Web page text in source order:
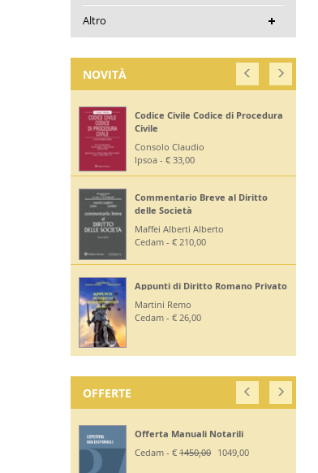
Altro
NOVITÀ
Codice Civile Codice di Procedura
Civile
Consolo Claudio
Ipsoa - € 33,00
Commentario Breve al Diritto
delle Società
Maffei Alberti Alberto
Cedam - € 210,00
Appunti di Diritto Romano Privato
Martini Remo
Cedam - € 26,00
OFFERTE
Offerta Manuali Notarili
Cedam - € 1450,00 1049,00